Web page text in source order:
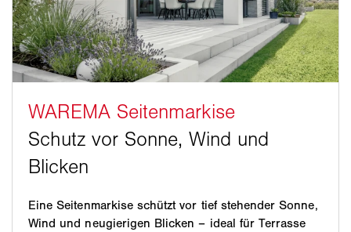
Eine Seitenmarkise schützt vor tief stehender Sonne,
Wind und neugierigen Blicken – ideal für Terrasse